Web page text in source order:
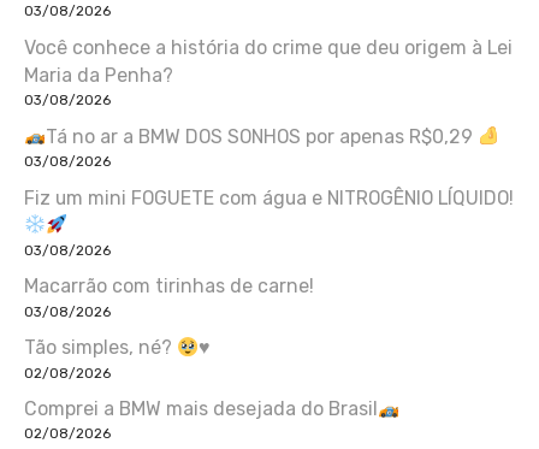
03/08/2026
Você conhece a história do crime que deu origem à Lei
Maria da Penha?
03/08/2026
Tá no ar a BMW DOS SONHOS por apenas R$0,29
03/08/2026
Fiz um mini FOGUETE com água e NITROGÊNIO LÍQUIDO!
03/08/2026
Macarrão com tirinhas de carne!
03/08/2026
Tão simples, né? ♥️
02/08/2026
Comprei a BMW mais desejada do Brasil
02/08/2026